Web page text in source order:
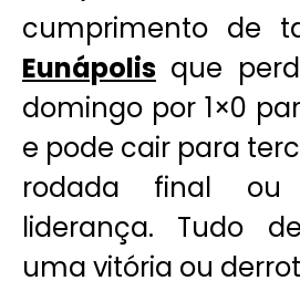
cumprimento de
Eunápolis que
domingo por 1×0
e pode cair para
rodada final ou
liderança. Tudo
uma vitória ou